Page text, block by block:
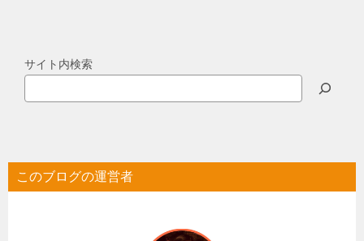
サイト内検索
このブログの運営者